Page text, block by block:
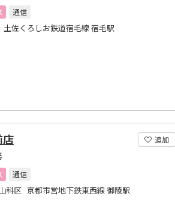
通信
佐くろしお鉄道宿毛線 宿毛駅
追加
店
通信
科区 京都市営地下鉄東西線 御陵駅